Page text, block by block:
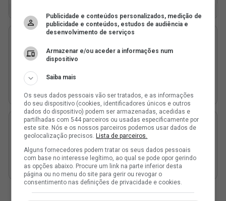
Publicidade e conteúdos personalizados, medição de
publicidade e conteúdos, estudos de audiência e
desenvolvimento de serviços
Armazenar e/ou aceder a informações num
dispositivo
Saiba mais
Os seus dados pessoais vão ser tratados, e as informações
do seu dispositivo (cookies, identificadores únicos e outros
dados do dispositivo) podem ser armazenadas, acedidas e
partilhadas com 544 parceiros ou usadas especificamente por
este site. Nós e os nossos parceiros podemos usar dados de
geolocalização precisos.Lista de parceiros.
Alguns fornecedores podem tratar os seus dados pessoais
com base no interesse legítimo, ao qual se pode opor gerindo
as opções abaixo. Procure um link na parte inferior desta
página ou no menu do site para gerir ou revogar o
consentimento nas definições de privacidade e cookies.